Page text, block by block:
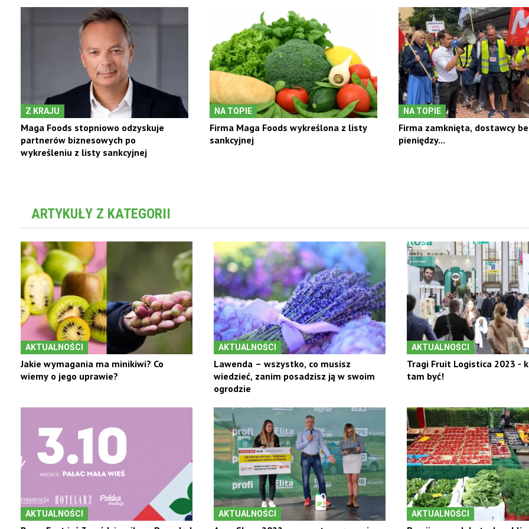
Z KRAJU
Maga Foods stopniowo odzyskuje
partnerów biznesowych po
wykreśleniu z listy sankcyjnej
NA TOPIE
Firma Maga Foods wykreślona z listy
sankcyjnej
NA TOPIE
Firma zamknięta, dostawcy
pieniędzy...
ARTYKUŁY Z KATEGORII
AKTUALNOŚCI
Jakie wymagania ma minikiwi? Co
wiemy o jego uprawie?
AKTUALNOŚCI
Lawenda – wszystko, co musisz
wiedzieć, zanim posadzisz ją w swoim
ogrodzie
AKTUALNOŚCI
Tragi Fruit Logistica 2023 -
tam być!
AKTUALNOŚCI AKTUALNOŚCI AKTUALNOŚCI